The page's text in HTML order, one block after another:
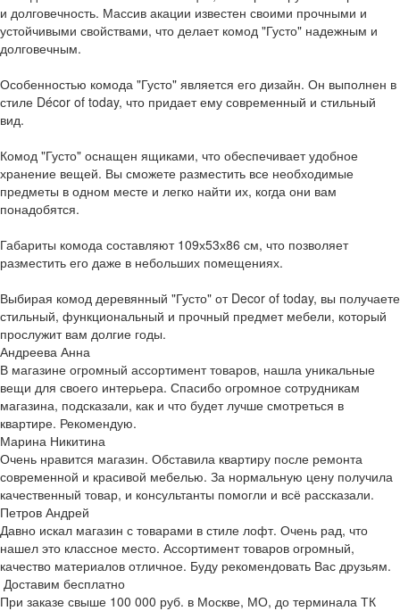
и долговечность. Массив акации известен своими прочными и
устойчивыми свойствами, что делает комод "Густо" надежным и
долговечным.
Особенностью комода "Густо" является его дизайн. Он выполнен в
стиле Décor of today, что придает ему современный и стильный
вид.
Комод "Густо" оснащен ящиками, что обеспечивает удобное
хранение вещей. Вы сможете разместить все необходимые
предметы в одном месте и легко найти их, когда они вам
понадобятся.
Габариты комода составляют 109х53х86 см, что позволяет
разместить его даже в небольших помещениях.
Выбирая комод деревянный "Густо" от Decor of today, вы получаете
стильный, функциональный и прочный предмет мебели, который
прослужит вам долгие годы.
Андреева Анна
В магазине огромный ассортимент товаров, нашла уникальные
вещи для своего интерьера. Спасибо огромное сотрудникам
магазина, подсказали, как и что будет лучше смотреться в
квартире. Рекомендую.
Марина Никитина
Очень нравится магазин. Обставила квартиру после ремонта
современной и красивой мебелью. За нормальную цену получила
качественный товар, и консультанты помогли и всё рассказали.
Петров Андрей
Давно искал магазин с товарами в стиле лофт. Очень рад, что
нашел это классное место. Ассортимент товаров огромный,
качество материалов отличное. Буду рекомендовать Вас друзьям.
Доставим бесплатно
При заказе свыше 100 000 руб. в Москве, МО, до терминала ТК